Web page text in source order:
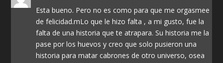
Esta bueno. Pero no es como para que me orgasmee
de felicidad.mLo que le hizo falta , a mi gusto, fue la
falta de una historia que te atrapara. Su historia me la
pase por los huevos y creo que solo pusieron una
historia para matar cabrones de otro universo, osea